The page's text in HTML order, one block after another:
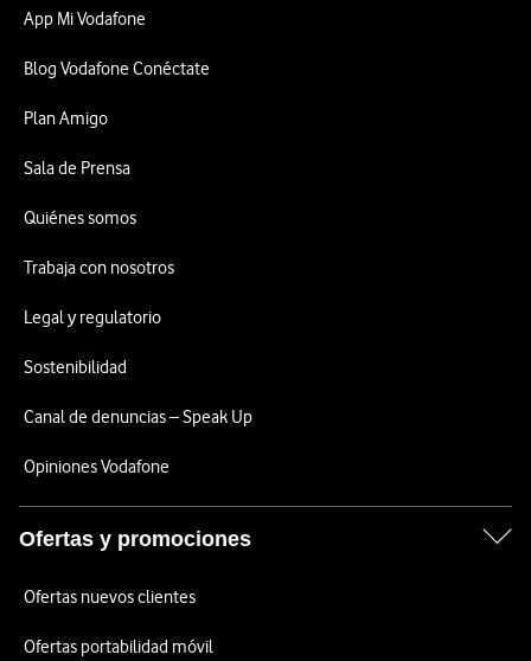
App Mi Vodafone
Blog Vodafone Conéctate
Plan Amigo
Sala de Prensa
Quiénes somos
Trabaja con nosotros
Legal y regulatorio
Sostenibilidad
Canal de denuncias – Speak Up
Opiniones Vodafone
Ofertas y promociones
Ofertas nuevos clientes
Ofertas portabilidad móvil